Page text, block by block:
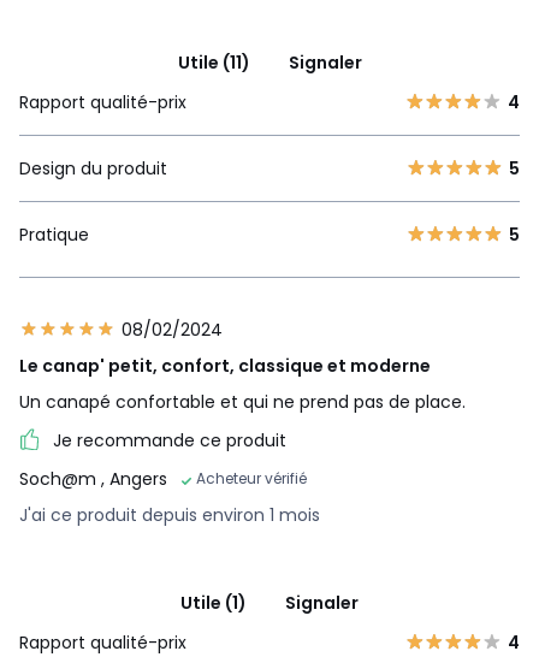
Utile (11)
Signaler
Rapport qualité-prix
4
Design du produit 5
Pratique 5
08/02/2024
Le canap' petit, confort, classique et moderne
Un canapé confortable et qui ne prend pas de place.
Je recommande ce produit
Soch@m , Angers Acheteur vérifié
J'ai ce produit depuis environ 1 mois
Utile (1)
Signaler
Rapport qualité-prix
4